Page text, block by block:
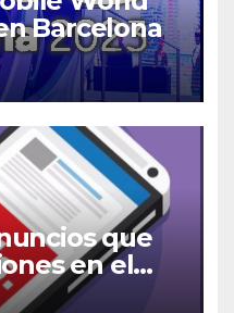
Barcelona
que
en el